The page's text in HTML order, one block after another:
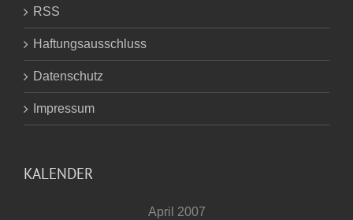
RSS
Haftungsausschluss
Datenschutz
Impressum
KALENDER
April 2007